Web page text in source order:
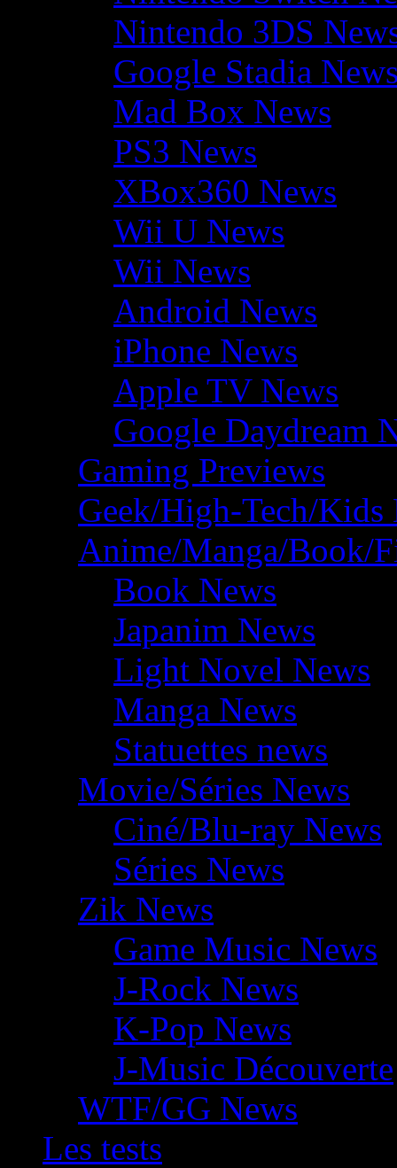
Nintendo 3DS
Google Stadia
Mad Box News
PS3 News
XBox360 News
Wii U News
Wii News
Android News
iPhone News
Apple TV News
Google Daydream
Gaming Previews
Geek/High-Tech/Kids
Anime/Manga/Book/
Book News
Japanim News
Light Novel News
Manga News
Statuettes news
Movie/Séries News
Ciné/Blu-ray News
Séries News
Zik News
Game Music News
J-Rock News
K-Pop News
J-Music Découverte
WTF/GG News
Les tests